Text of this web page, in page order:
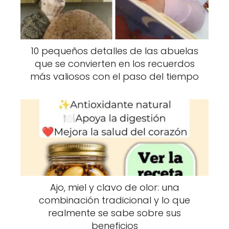
secciones de 7 a 8 cm. Marca cuál extremo
estaba más cerca del suelo y coloca ese
extremo en agua. Raíces en 6 a 8 semanas.
La orientación es clave — al revés no enraíza.
Peperomia — desprende una hoja con su
roseta en miniatura se forma en la base en 4
a 6 semanas.
Cactus de Navidad — desprende un
segmento de dos partes, deja secar el
extremo cortado una noche y coloca la base
en agua poco profunda. Raíces en 3 a 4
semanas.
o
k
p
10 pequeños detalles de las abuelas
que se convierten en los recuerdos
más valiosos con el paso del tiempo
Ajo, miel y clavo de olor: una
combinación tradicional y lo que
realmente se sabe sobre sus
beneficios